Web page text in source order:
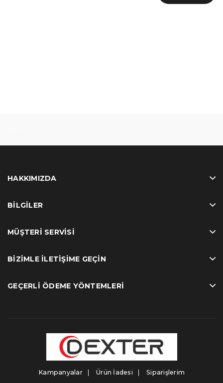
HAKKIMIZDA
BILGILER
MÜŞTERI SERVISI
BIZIMLE İLETIŞIME GEÇIN
GEÇERLI ÖDEME YÖNTEMLERI
Kampanyalar Ürün İadesi Siparişlerim